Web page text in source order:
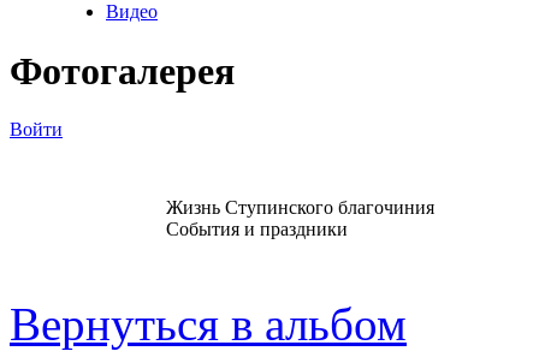
Видео
Фотогалерея
Войти
Жизнь Ступинского благочиния
События и праздники
Вернуться в альбом